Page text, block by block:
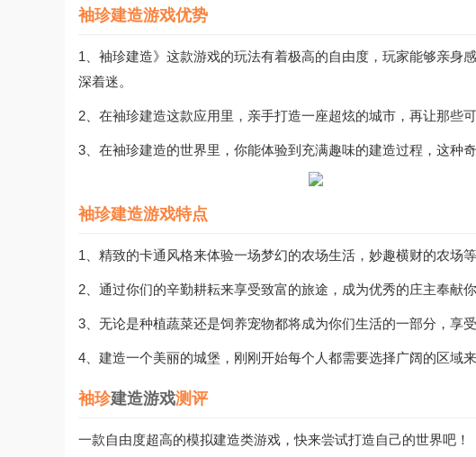
袖珍建造游戏优势
1、袖珍建造》这款游戏的玩法有着极高的自由度，玩家能够亲身
深着迷。
2、在袖珍建造这款应用里，亲手打造一座超炫的城市，再让那些
3、在袖珍建造的世界里，你能体验到充满趣味的建造过程，这种
袖珍建造游戏特点
1、精致的卡通风格来体验一场梦幻的农场生活，妙趣横财的农场
2、通过你们的辛勤耕耘来享受致富的旅途，成为优秀的庄主奉献
3、无论是种植蔬菜还是饲养宠物都将成为你们生活的一部分，享
4、建造一个美丽的城堡，刚刚开始每个人都需要选择广阔的区域
袖珍建造游戏测评
一款自由度超高的模拟建造类游戏，快来尝试打造自己的世界吧！